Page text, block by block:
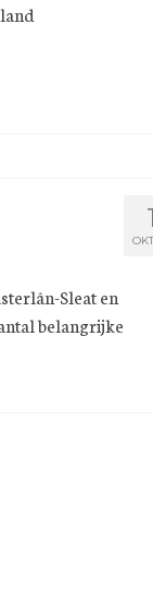
Sleat en
belangrijke